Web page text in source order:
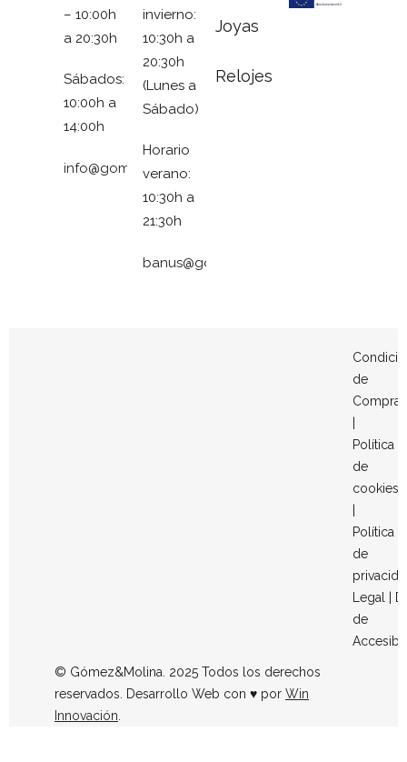
– 10:00h
a 20:30h
Sábados:
10:00h a
14:00h
info@gomezymolina.com
invierno:
10:30h a
20:30h
(Lunes a
Sábado)
Horario
verano:
10:30h a
21:30h
banus@gomezymolina.com
Joyas
Relojes
de
Compra
Política
de
cookies
Política
de
Legal
de
© Gómez&Molina. 2025 Todos los derechos
reservados. Desarrollo Web con ♥ por Win
Innovación.